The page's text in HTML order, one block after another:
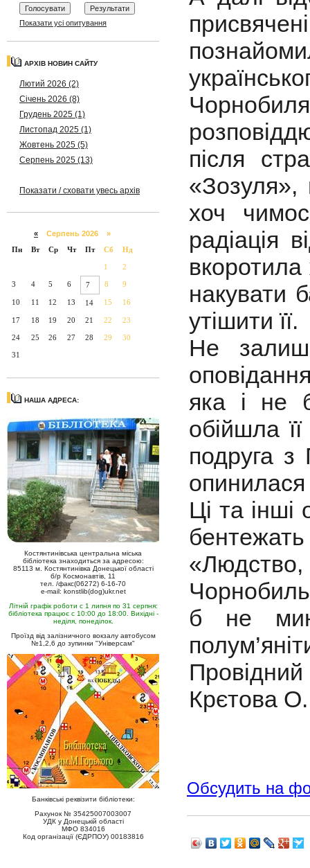
Показати усі опитування
АРХІВ НОВИН САЙТУ
Лютий 2026 (2)
Січень 2026 (8)
Грудень 2025 (1)
Листопад 2025 (1)
Жовтень 2025 (5)
Серпень 2025 (13)
Показати / сховати увесь архів
« Серпень 2026 »
Пн
Вт Ср Чт Пт Сб Нд
1 2
3 4 5 6 7 8 9
10 11 12 13 14 15 16
17 18 19 20 21 22 23
24 25 26 27 28 29 30
31
НАША АДРЕСА:
Костянтинівська центральна міська
бібліотека знаходиться за адресою:
85113 м. Костянтинівка Донецької області
б/р Космонавтів, 11
тел. /факс(06272) 6-16-70
e-mail: konstlib(dog)ukr.net
Літній графік роботи с 1 липня по 31 серпня:
бібліотека працює с 10:00 до 18:00. Вихідні -
неділя, понеділок.
Проїзд від залізничного вокзалу автобусом
№1,2,6 до зупинки "Універсам"
Банківські реквізити бібліотеки:
Рахунок № 35425007003007
УДК у Донецькій області
МФО 834016
Код організації (ЄДРПОУ) 00183816
після
«Зозуля»,
хоч
радіація
накувати
утішити її.
Не
яка і не
обійшла
подруга з
опинилася
Ці та
«Людство,
б не
Крєтова О.
Обсудить на